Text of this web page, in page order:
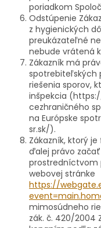
poriadkom
Odstúpenie
z hygienických
preukázateľné
nebude vrátená
Zákazník má
spotrebiteľských
riešenia sporov,
inšpekcia
cezhraničného
na Európske
sr.sk/).
Zákazník, ktorý
ďalej právo
prostredníctvom
webovej stránke
https://
mimosúdneho
zák. č. 420/2004